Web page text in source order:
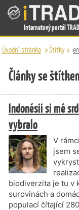
Internetový portál
Úvodní stránka »Štítky»
Články se
Indonésii si mé
vybralo
V
jsem
biodiverzita je tu v
surovinách a
populací čítající